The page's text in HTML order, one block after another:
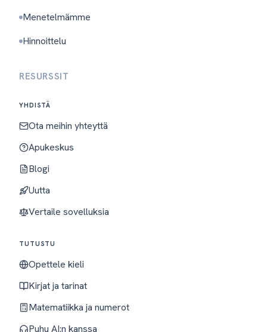
Menetelmämme
Hinnoittelu
RESURSSIT
YHDISTÄ
Ota meihin yhteyttä
Apukeskus
Blogi
Uutta
Vertaile sovelluksia
TUTUSTU
Opettele kieli
Kirjat ja tarinat
Matematiikka ja numerot
Puhu AI:n kanssa